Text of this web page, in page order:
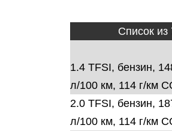
Список из
1.4 TFSI, бензин,
л/100 км, 114 г/км
2.0 TFSI, бензин,
л/100 км, 114 г/км